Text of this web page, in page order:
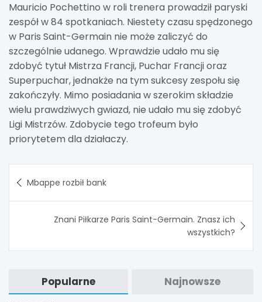
Mauricio Pochettino w roli trenera prowadził paryski
zespół w 84 spotkaniach. Niestety czasu spędzonego
w Paris Saint-Germain nie może zaliczyć do
szczególnie udanego. Wprawdzie udało mu się
zdobyć tytuł Mistrza Francji, Puchar Francji oraz
Superpuchar, jednakże na tym sukcesy zespołu się
zakończyły. Mimo posiadania w szerokim składzie
wielu prawdziwych gwiazd, nie udało mu się zdobyć
Ligi Mistrzów. Zdobycie tego trofeum było
priorytetem dla działaczy.
wpisu
Mbappe rozbił bank
Znani Piłkarze Paris Saint-Germain. Znasz ich
wszystkich?
Popularne Najnowsze